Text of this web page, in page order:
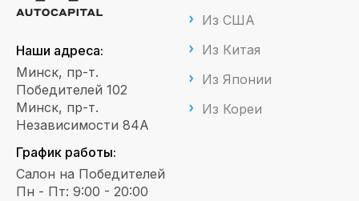
Наши адреса:
Минск, пр-т.
Победителей 102
Минск, пр-т.
Независимости 84А
График работы:
Салон на Победителей
Пн - Пт: 9:00 - 20:00
Из США
Из Китая
Из Японии
Из Кореи